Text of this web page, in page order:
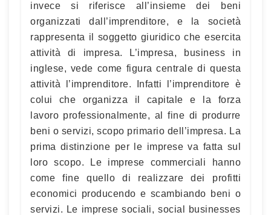
invece si riferisce all’insieme dei beni
organizzati dall’imprenditore, e la società
rappresenta il soggetto giuridico che esercita
attività di impresa. L’impresa, business in
inglese, vede come figura centrale di questa
attività l’imprenditore. Infatti l’imprenditore è
colui che organizza il capitale e la forza
lavoro professionalmente, al fine di produrre
beni o servizi, scopo primario dell’impresa. La
prima distinzione per le imprese va fatta sul
loro scopo. Le imprese commerciali hanno
come fine quello di realizzare dei profitti
economici producendo e scambiando beni o
servizi. Le imprese sociali, social businesses